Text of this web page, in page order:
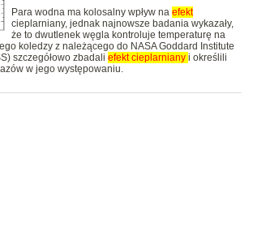
Para wodna ma kolosalny wpływ na efekt
cieplarniany, jednak najnowsze badania wykazały,
że to dwutlenek węgla kontroluje temperaturę na
koledzy z należącego do NASA Goddard Institute
szczegółowo zbadali efektcieplarniany i określili
w jego występowaniu.